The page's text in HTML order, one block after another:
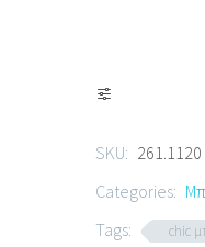
SKU: 261.1120
Categories:
Tags:
chic